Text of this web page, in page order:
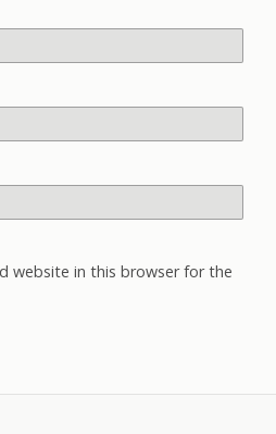
website in this browser for the